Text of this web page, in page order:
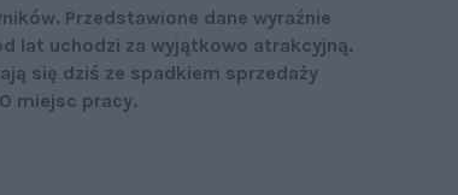
Przedstawione dane wyraźnie
lat uchodzi za wyjątkowo atrakcyjną.
się dziś ze spadkiem sprzedaży
miejsc pracy.